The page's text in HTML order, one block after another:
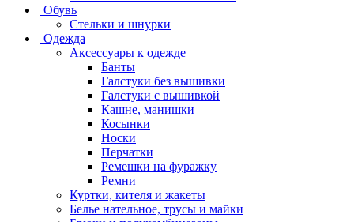
Обувь
Стельки и шнурки
Одежда
Аксессуары к одежде
Банты
Галстуки без вышивки
Галстуки с вышивкой
Кашне, манишки
Косынки
Носки
Перчатки
Ремешки на фуражку
Ремни
Куртки, кителя и жакеты
Белье нательное, трусы и майки